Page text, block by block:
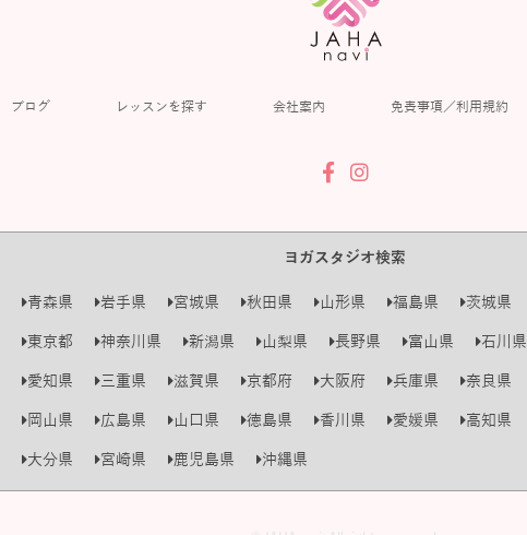
ブログ レッスンを探す 会社案内 免責事項／利用規約
ヨガスタジオ検索
青森県 岩手県 宮城県 秋田県 山形県 福島県 茨城県
東京都 神奈川県 新潟県 山梨県 長野県 富山県 石川県
愛知県 三重県 滋賀県 京都府 大阪府 兵庫県 奈良県
岡山県 広島県 山口県 徳島県 香川県 愛媛県 高知県
大分県 宮崎県 鹿児島県 沖縄県